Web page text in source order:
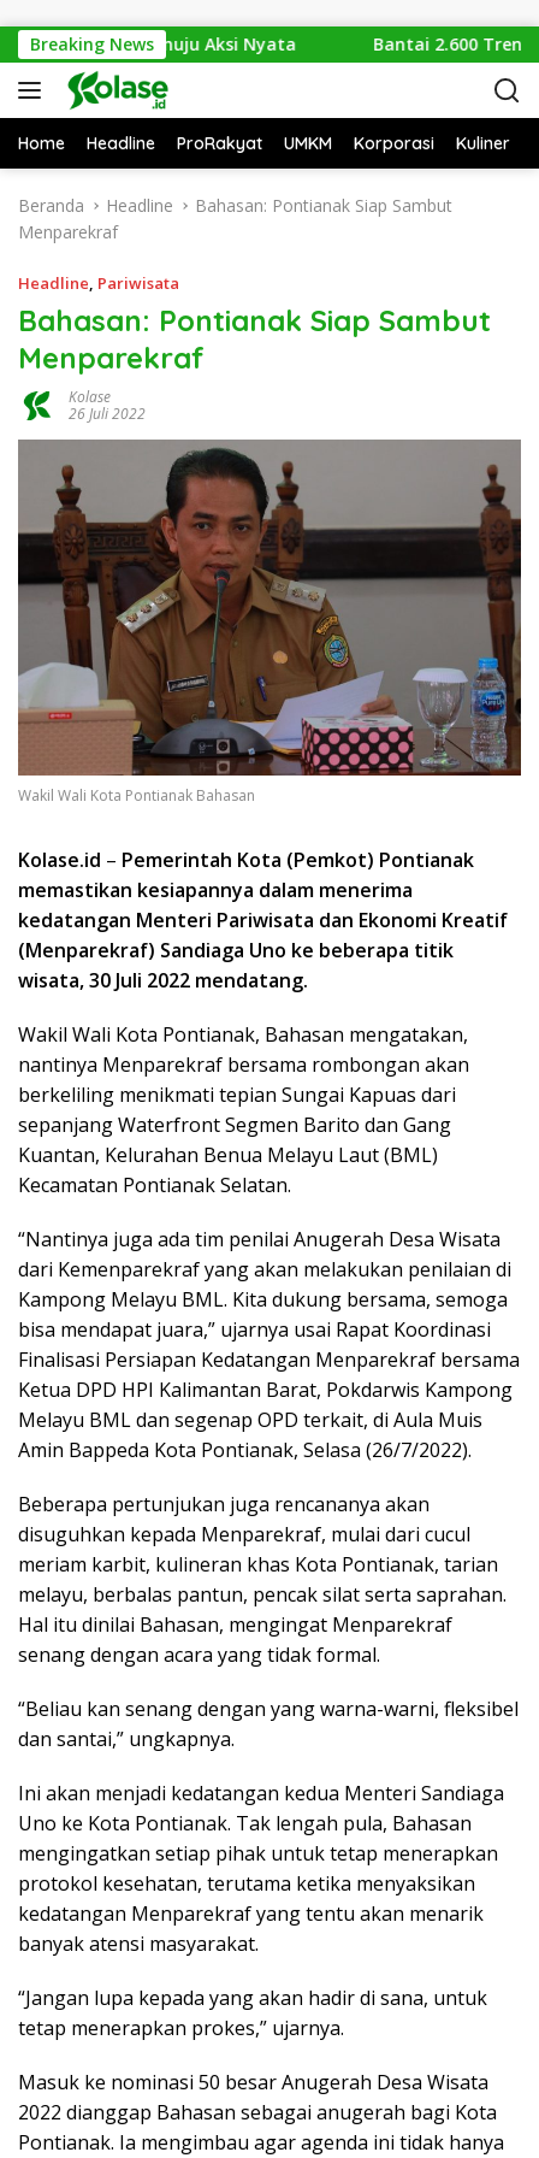
Breaking News
Menuju Aksi Nyata Bantai 2.600 Trenggiling
Home Headline ProRakyat UMKM Korporasi Kuliner
Beranda Headline
Bahasan: Pontianak Siap Sambut
Menparekraf
Headline, Pariwisata
Bahasan: Pontianak Siap Sambut
Menparekraf
Kolase
26 Juli 2022
Wakil Wali Kota Pontianak Bahasan
Kolase.id – Pemerintah Kota (Pemkot) Pontianak
memastikan kesiapannya dalam menerima
kedatangan Menteri Pariwisata dan Ekonomi Kreatif
(Menparekraf) Sandiaga Uno ke beberapa titik
wisata, 30 Juli 2022 mendatang.
Wakil Wali Kota Pontianak, Bahasan mengatakan,
nantinya Menparekraf bersama rombongan akan
berkeliling menikmati tepian Sungai Kapuas dari
sepanjang Waterfront Segmen Barito dan Gang
Kuantan, Kelurahan Benua Melayu Laut (BML)
Kecamatan Pontianak Selatan.
“Nantinya juga ada tim penilai Anugerah Desa Wisata
dari Kemenparekraf yang akan melakukan penilaian di
Kampong Melayu BML. Kita dukung bersama, semoga
bisa mendapat juara,” ujarnya usai Rapat Koordinasi
Finalisasi Persiapan Kedatangan Menparekraf bersama
Ketua DPD HPI Kalimantan Barat, Pokdarwis Kampong
Melayu BML dan segenap OPD terkait, di Aula Muis
Amin Bappeda Kota Pontianak, Selasa (26/7/2022).
Beberapa pertunjukan juga rencananya akan
disuguhkan kepada Menparekraf, mulai dari cucul
meriam karbit, kulineran khas Kota Pontianak, tarian
melayu, berbalas pantun, pencak silat serta saprahan.
Hal itu dinilai Bahasan, mengingat Menparekraf
senang dengan acara yang tidak formal.
“Beliau kan senang dengan yang warna-warni, fleksibel
dan santai,” ungkapnya.
Ini akan menjadi kedatangan kedua Menteri Sandiaga
Uno ke Kota Pontianak. Tak lengah pula, Bahasan
mengingatkan setiap pihak untuk tetap menerapkan
protokol kesehatan, terutama ketika menyaksikan
kedatangan Menparekraf yang tentu akan menarik
banyak atensi masyarakat.
“Jangan lupa kepada yang akan hadir di sana, untuk
tetap menerapkan prokes,” ujarnya.
Masuk ke nominasi 50 besar Anugerah Desa Wisata
2022 dianggap Bahasan sebagai anugerah bagi Kota
Pontianak. Ia mengimbau agar agenda ini tidak hanya